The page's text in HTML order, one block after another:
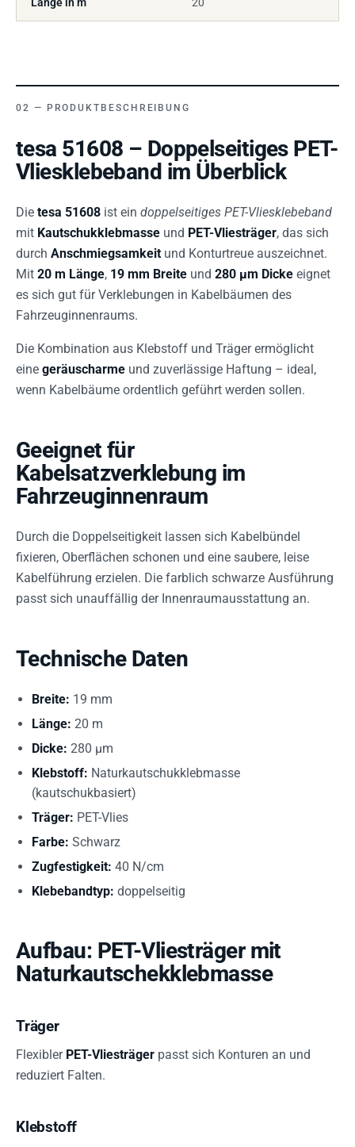
PRODUKTBESCHREIBUNG
tesa 51608 – Doppelseitiges PET-
Vliesklebeband im Überblick
Die tesa 51608 ist ein doppelseitiges PET-Vliesklebeband
mit Kautschukklebmasse und PET-Vliesträger, das sich
durch Anschmiegsamkeit und Konturtreue auszeichnet.
Mit 20 m Länge, 19 mm Breite und 280 µm Dicke eignet
es sich gut für Verklebungen in Kabelbäumen des
Fahrzeuginnenraums.
Die Kombination aus Klebstoff und Träger ermöglicht
eine geräuscharme und zuverlässige Haftung – ideal,
wenn Kabelbäume ordentlich geführt werden sollen.
Geeignet für
Kabelsatzverklebung im
Fahrzeuginnenraum
Durch die Doppelseitigkeit lassen sich Kabelbündel
fixieren, Oberflächen schonen und eine saubere, leise
Kabelführung erzielen. Die farblich schwarze Ausführung
passt sich unauffällig der Innenraumausstattung an.
Technische Daten
Breite: 19 mm
Länge: 20 m
Dicke: 280 µm
Klebstoff: Naturkautschukklebmasse
(kautschukbasiert)
Träger: PET-Vlies
Farbe: Schwarz
Zugfestigkeit: 40 N/cm
Klebebandtyp: doppelseitig
Aufbau: PET-Vliesträger mit
Naturkautschekklebmasse
Träger
Flexibler PET-Vliesträger passt sich Konturen an und
reduziert Falten.
Klebstoff